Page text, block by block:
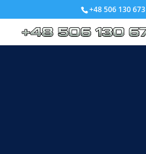
+48 506 130 673